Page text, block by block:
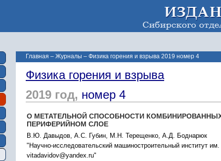
Главная – Журналы – Физика горения и взрыва 2019 номер 4
Физика горения и взрыва
2019 год, номер 4
О МЕТАТЕЛЬНОЙ СПОСОБНОСТИ
ПЕРИФЕРИЙНОМ СЛОЕ
В.Ю. Давыдов, А.С. Губин, М.Н. Терещенко, А.Д. Боднарюк
"Научно-исследовательский машиностроительный институт
vitadavidov@yandex.ru"